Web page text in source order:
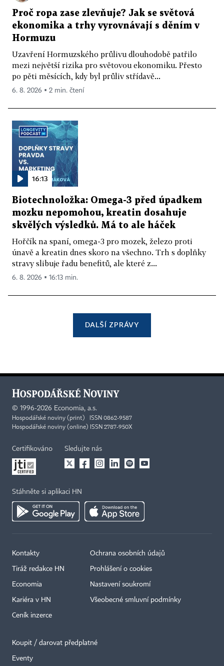
Proč ropa zase zlevňuje? Jak se světová
ekonomika a trhy vyrovnávají s děním v
Hormuzu
Uzavření Hormuzského průlivu dlouhodobě patřilo
mezi největší rizika pro světovou ekonomiku. Přesto
po pěti měsících, kdy byl průliv střídavě...
6. 8. 2026 ▪ 2 min. čtení
16:13
Biotechnoložka: Omega-3 před úpadkem
mozku nepomohou, kreatin dosahuje
skvělých výsledků. Má to ale háček
Hořčík na spaní, omega-3 pro mozek, železo proti
únavě a kreatin dnes skoro na všechno. Trh s doplňky
stravy slibuje řadu benefitů, ale které z...
6. 8. 2026 ▪ 16:13 min.
DALŠÍ ZPRÁVY
© 1996-2026 Economia, a.s.
Hospodářské noviny (print) ISSN 0862-9587
Hospodářské noviny (online) ISSN 2787-950X
Certifikováno Sledujte nás
Stáhněte si aplikaci HN
Kontakty
Tiráž redakce HN
Economia
Kariéra v HN
Ceník inzerce
Ochrana osobních údajů
Prohlášení o cookies
Nastavení soukromí
Všeobecné smluvní podmínky
Koupit / darovat předplatné
Eventy